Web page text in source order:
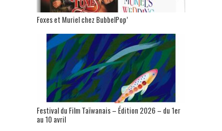
Foxes et Muriel chez BubbelPop’
Festival du Film Taïwanais – Édition 2026 – du 1er
au 10 avril